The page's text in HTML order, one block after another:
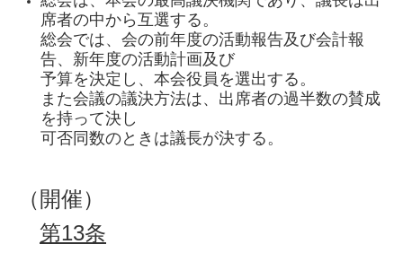
席者の中から互選する。
総会では、会の前年度の活動報告及び会計報
告、新年度の活動計画及び
予算を決定し、本会役員を選出する。
また会議の議決方法は、出席者の過半数の賛成
を持って決し
可否同数のときは議長が決する。
（開催）
第13条